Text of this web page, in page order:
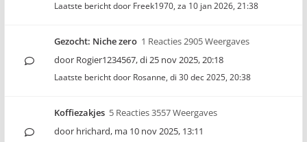
Laatste bericht door Freek1970, za 10 jan 2026, 21:38
Gezocht: Niche zero 1 Reacties 2905 Weergaves
door Rogier1234567,di 25 nov 2025, 20:18
Laatste bericht door Rosanne, di 30 dec 2025, 20:38
Koffiezakjes 5 Reacties 3557 Weergaves
door hrichard, ma 10 nov 2025, 13:11